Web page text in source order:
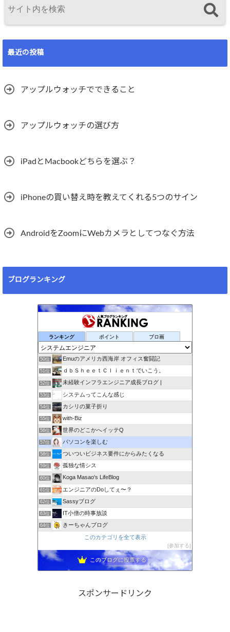
最近の投稿
アップルウォッチでできること
アップルウォッチの選び方
iPadとMacbookどちらを選ぶ？
iPhoneの買い替え時を教えてくれる5つのサイン
AndroidをZoomにWebカメラとしてつなぐ方法
ブログランキング
ランキング ポイント ブロ画
50位 Emuのアメリカ西海岸 オフィス奮闘記
51位 ｄｂＳｈｅｅｔＣｌｉｅｎｔでいこう。
52位 未経験インフラエンジニア成長ブログ |
53位 システムってこんな感じ
54位 カシリの菓子折り
55位 with-Biz
56位 世界のどこかへイッテQ
57位 パソコンを楽しむ
58位 ついついビジネス要件にからみたくなる
59位 孤独な情シス
60位 Koga Masao's LifeBlog
61位 エンジニアのDoしてぇ〜？
62位 Sassyブログ
63位 IT小僧の時事放談
64位
きーちゃんブログ
このカテゴリを全て表示
参加する
このブログに投票する
スポンサードリンク